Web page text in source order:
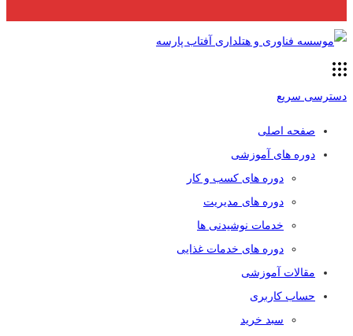
دسترسی سریع
صفحه اصلی
دوره های آموزشی
دوره های کسب و کار
دوره های مدیریت
خدمات نوشیدنی ها
دوره های خدمات غذایی
مقالات آموزشی
حساب کاربری
سبد خرید